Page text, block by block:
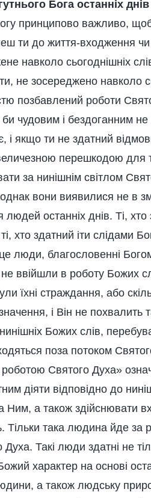
Бога останніх днів
принципово важливо,
ти до життя-входження
навколо сьогоднішніх
не зосереджено навколо
позбавлений роботи
чудовим і бездоганним
і якщо ти не здатний
перешкодою для
за нинішнім світлом
вони виявилися не в
людей останніх днів. Ті,
хто здатний іти слідами
це люди, благословенні
ввійшли в роботу Божих
їхні страждання, або
і Він не похвалить
Божих слів,
поза потоком
роботою Святого Духа»
діяти відповідно до
Ним, а також здійснювати
Тільки така людина йде за
Духа. Такі люди здатні не
характер на основі
а також людську